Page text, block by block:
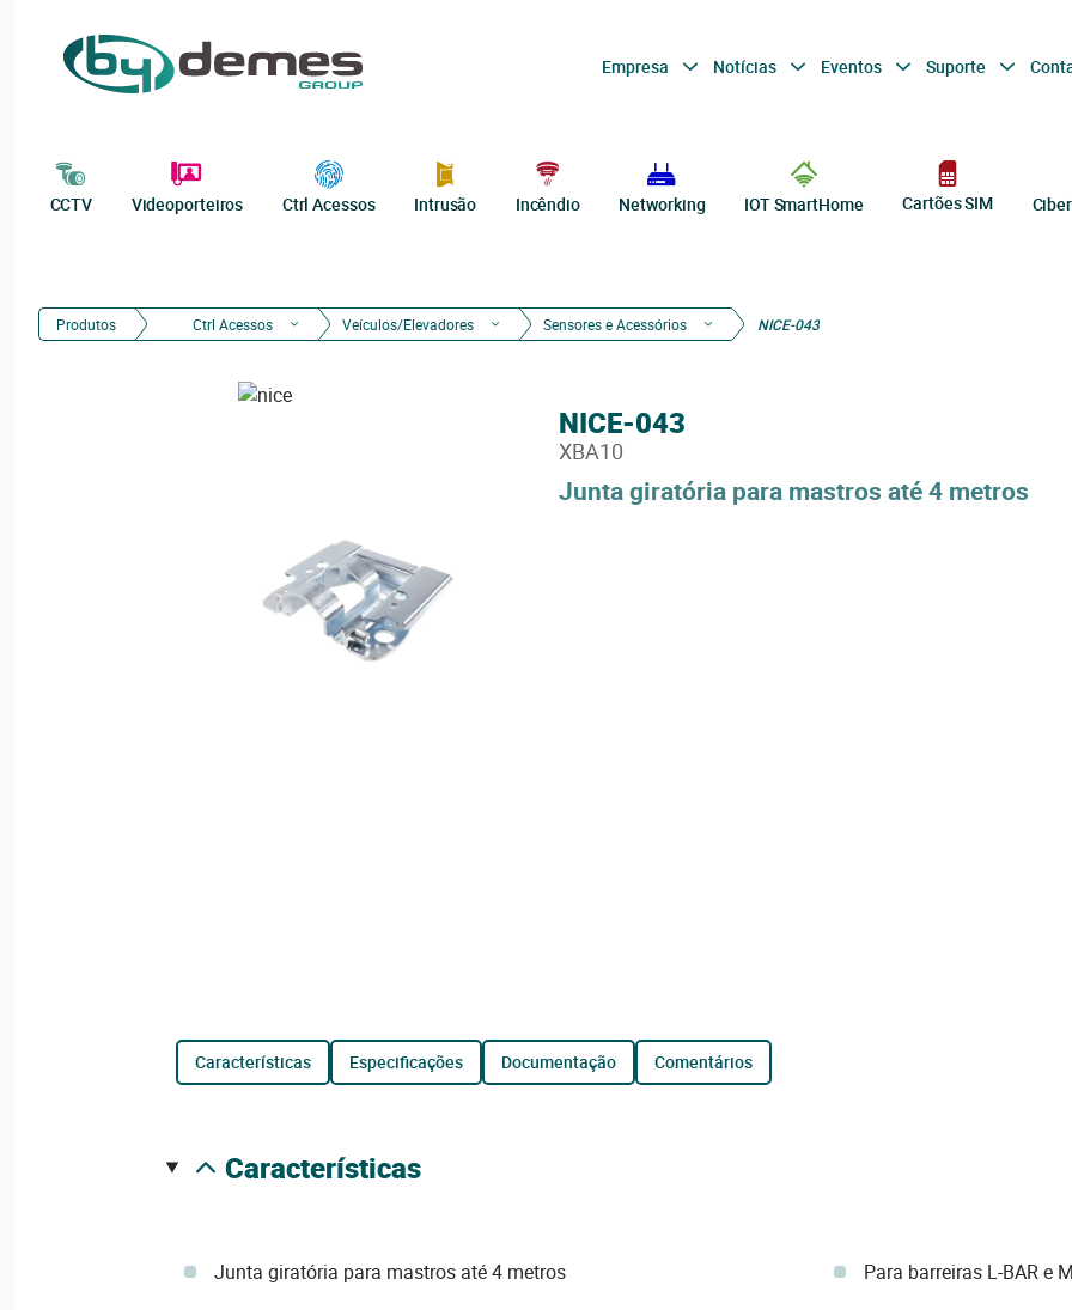
Empresa Notícias Eventos Suporte
CCTV Videoporteiros Ctrl Acessos Intrusão Incêndio Networking IOT SmartHome Cartões SIM
Produtos Ctrl Acessos Veículos/Elevadores Sensores e Acessórios NICE-043
Junta giratória para mastros até 4 metros
NICE-043
XBA10
características especificações documentação comentários
características
Junta giratória para mastros até 4 metros Para barreiras L-BAR e